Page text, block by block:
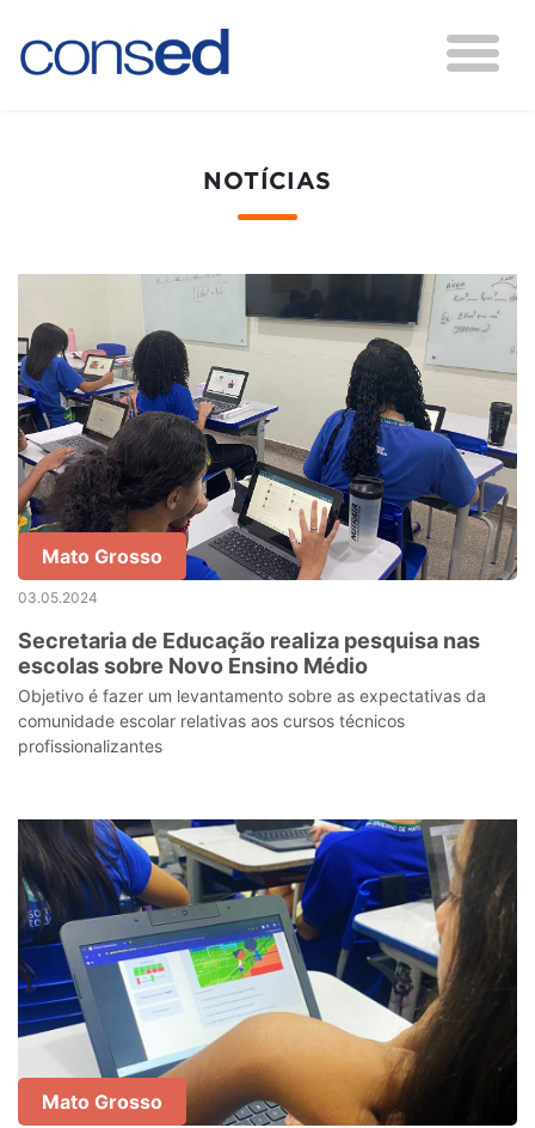
NOTÍCIAS
Mato Grosso
03.05.2024
Secretaria de Educação realiza pesquisa nas
escolas sobre Novo Ensino Médio
Objetivo é fazer um levantamento sobre as expectativas da
comunidade escolar relativas aos cursos técnicos
profissionalizantes
Mato Grosso